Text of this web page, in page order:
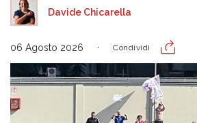
Davide Chicarella
06 Agosto 2026 Condividi